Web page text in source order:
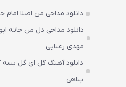
دانلود مداحی من اصلا امام
دانلود مداحی دل من جاته
مهدی رعنایی
دانلود آهنگ گل ای گل بسه
پناهی